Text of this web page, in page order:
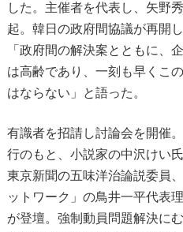
した。主催者を代表し、矢野
起。韓日の政府間協議が再開
「政府間の解決案とともに、
は高齢であり、一刻も早くこ
はならない」と語った。
有識者を招請し討論会を開催
行のもと、小説家の中沢けい
東京新聞の五味洋治論説委員
ットワーク」の鳥井一平代表
が登壇。強制動員問題解決に